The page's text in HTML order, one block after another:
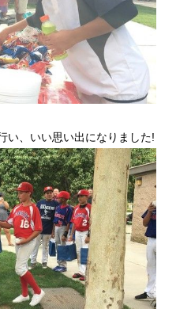
い、いい思い出になりました!